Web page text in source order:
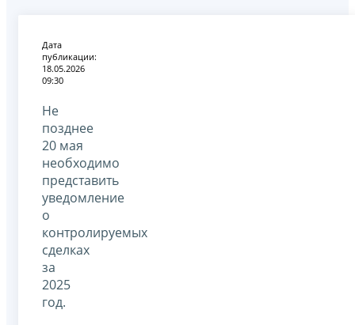
Дата
публикации:
18.05.2026
09:30
Не
позднее
20 мая
необходимо
представить
уведомление
о
контролируемых
сделках
за
2025
год.